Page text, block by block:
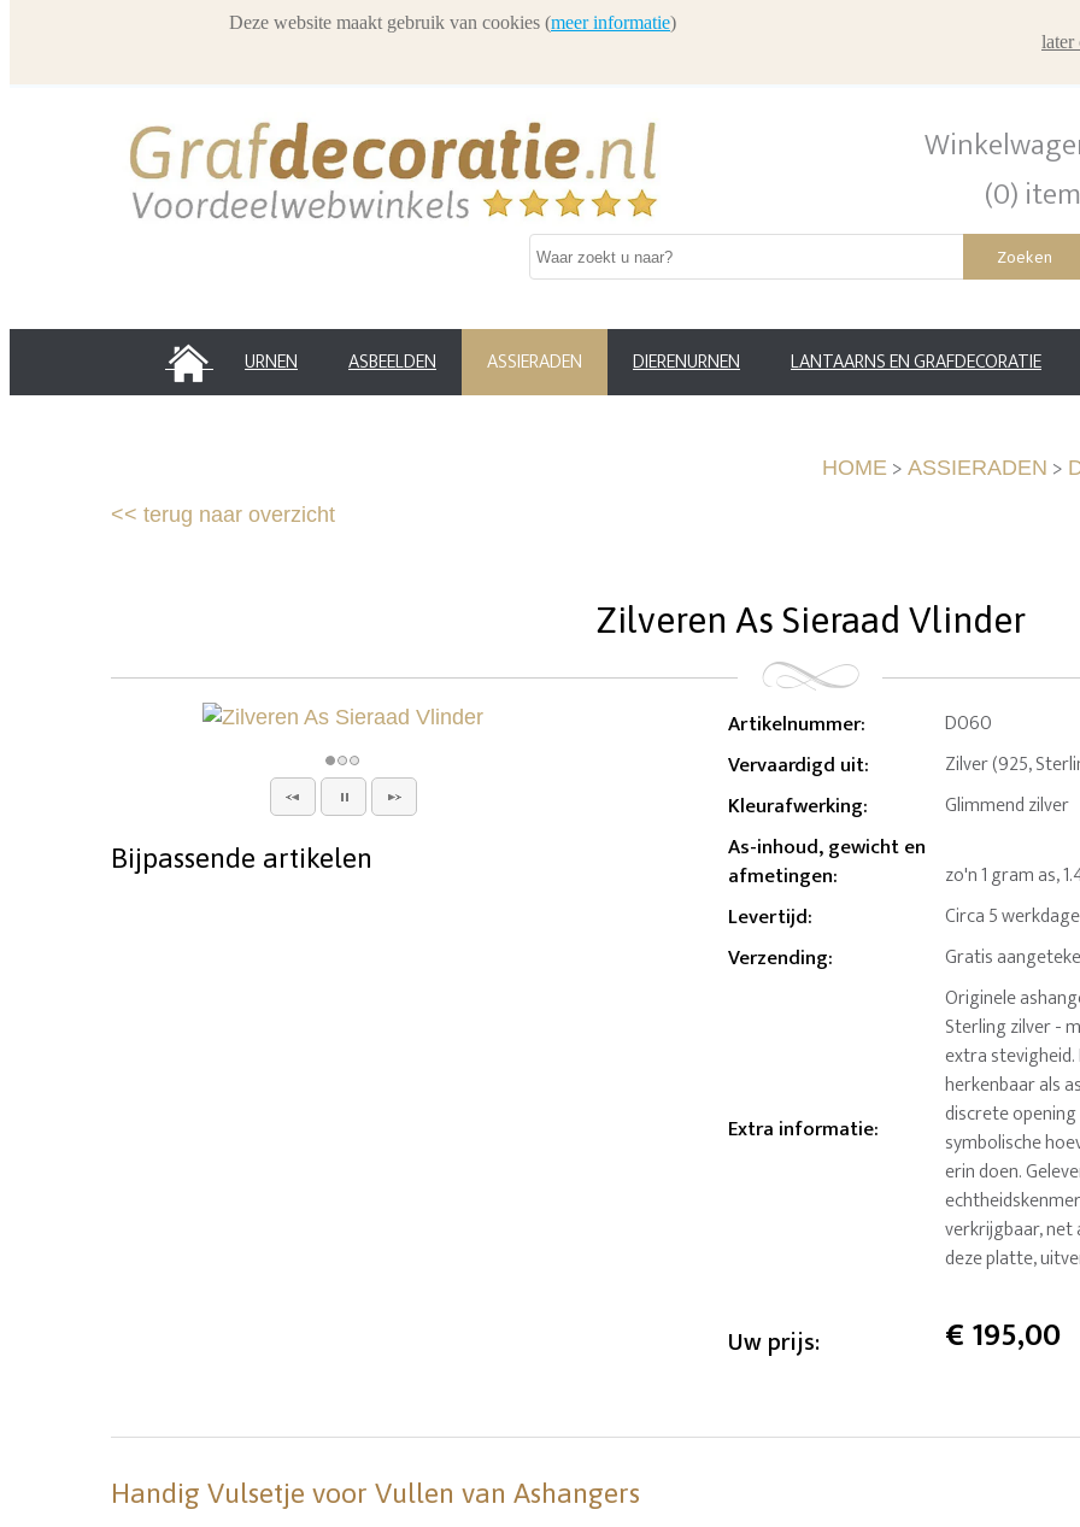
(0)
Zoeken
HOME URNEN ASBEELDEN ASSIERADEN DIERENURNEN LANTAARNS EN GRAFDECORATIE
HOME > ASSIERADEN >
<< terug naar overzicht
Zilveren As Sieraad Vlinder
Artikelnummer: D060
Vervaardigd uit: Zilver (925,
Kleurafwerking: Glimmend zilver
As-inhoud, gewicht en
afmetingen: zo'n 1 gram as,
Levertijd: Circa 5
Verzending: Gratis
Extra informatie:
Originele
Sterling zilver -
extra
herkenbaar als
discrete
symbolische
erin doen.
verkrijgbaar, net
deze platte,
Uw prijs: €195,00
Bijpassende artikelen
Handig Vulsetje voor Vullen van Ashangers
Deze website maakt gebruik van cookies (meer informatie)
later